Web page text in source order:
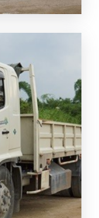
หจก